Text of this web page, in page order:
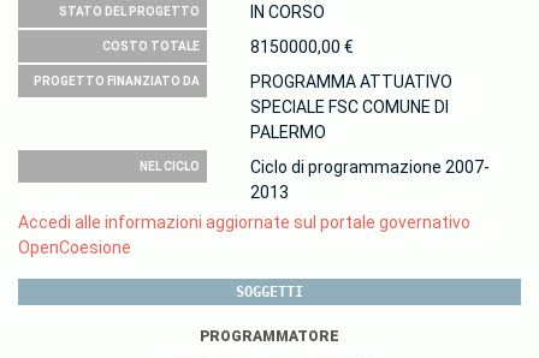
STATO DEL PROGETTO IN CORSO
COSTO TOTALE 8150000,00 €
PROGETTO FINANZIATO DA
PROGRAMMA ATTUATIVO
SPECIALE FSC COMUNE DI
PALERMO
NEL CICLO
Ciclo di programmazione 2007-
2013
Accedi alle informazioni aggiornate sul portale governativo
OpenCoesione
SOGGETTI
PROGRAMMATORE